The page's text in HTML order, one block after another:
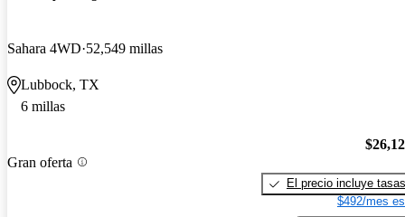
Sahara 4WD 52,549 millas
Lubbock, TX
6 millas
Gran oferta
El precio incluye tasas
$492/mes